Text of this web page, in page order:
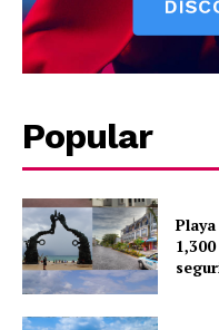
Company
Contact us
My account
Quintana Roo
Cancún
Popular